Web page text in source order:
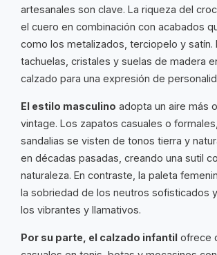
artesanales son clave. La riqueza del
el cuero en combinación con acabados
como los metalizados, terciopelo y satín.
tachuelas, cristales y suelas de madera
calzado para una expresión de
El estilo masculino adopta un aire más
vintage. Los zapatos casuales o
sandalias se visten de tonos tierra y
en décadas pasadas, creando una sutil
naturaleza. En contraste, la paleta
la sobriedad de los neutros sofisticados
los vibrantes y llamativos.
Por su parte, el calzado infantil ofrece